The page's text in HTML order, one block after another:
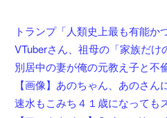
速水もこみち４１歳になっても